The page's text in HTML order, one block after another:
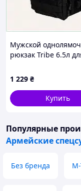
Мужской
рюкзак Tribe 6.5л
1 229 ₴
Купить
Популярные
Армейские
Без бренда